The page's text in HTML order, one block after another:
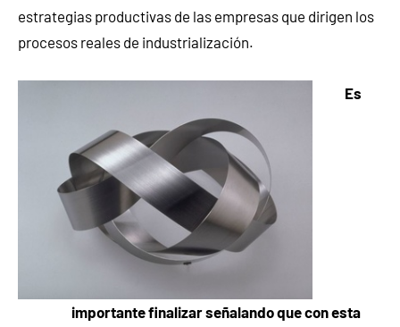
estrategias productivas de las empresas que dirigen los
procesos reales de industrialización.
Es
importante finalizar señalando que con esta